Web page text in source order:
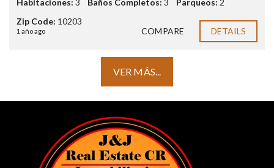
Habitaciones: 3 Baños Completos: 3 Parqueos: 2
Zip Code: 10203
1 año ago COMPARE DETAILS
VER MÁS...